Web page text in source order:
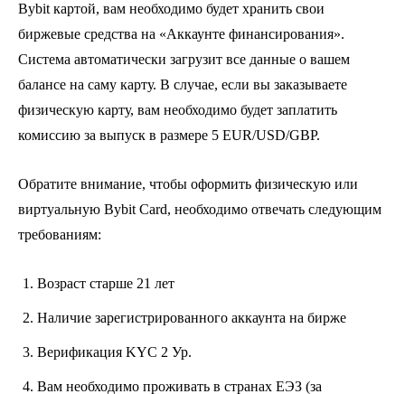
Bybit картой, вам необходимо будет хранить свои
биржевые средства на «Аккаунте финансирования».
Система автоматически загрузит все данные о вашем
балансе на саму карту. В случае, если вы заказываете
физическую карту, вам необходимо будет заплатить
комиссию за выпуск в размере 5 EUR/USD/GBP.
Обратите внимание, чтобы оформить физическую или
виртуальную Bybit Card, необходимо отвечать следующим
требованиям:
Возраст старше 21 лет
Наличие зарегистрированного аккаунта на бирже
Верификация KYC 2 Ур.
Вам необходимо проживать в странах ЕЭЗ (за